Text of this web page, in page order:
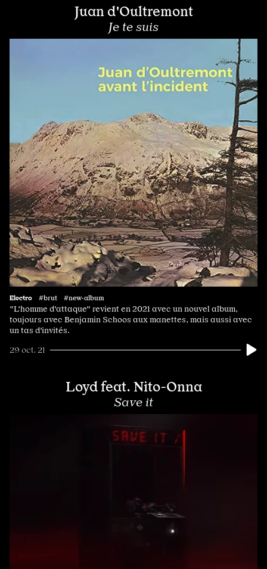
Juan d'Oultremont
Je te suis
Electro #brut #new·album
"L'homme d'attaque" revient en 2021 avec un nouvel album,
toujours avec Benjamin Schoos aux manettes, mais aussi avec
un tas d'invités.
29 oct. 21
Loyd feat. Nito-Onna
Save it